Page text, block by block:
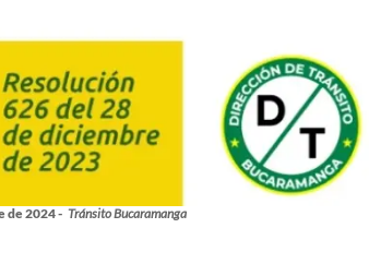
de 2024 - Tránsito Bucaramanga